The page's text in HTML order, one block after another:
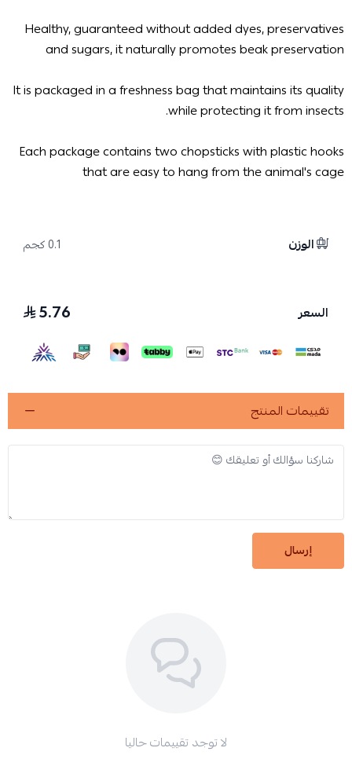
Healthy, guaranteed without added dyes, preservatives
and sugars, it naturally promotes beak preservation
It is packaged in a freshness bag that maintains its quality
while protecting it from insects.
Each package contains two chopsticks with plastic hooks
that are easy to hang from the animal's cage
الوزن 0.1 كجم
السعر 5.76
تقييمات المنتج
إرسال
لا توجد تقييمات حاليا